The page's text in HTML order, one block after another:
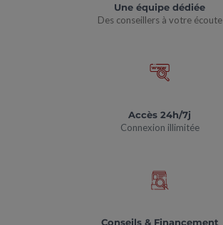
Une équipe dédiée
Des conseillers à votre écoute
Accès 24h/7j
Connexion illimitée
Conseils & Financement